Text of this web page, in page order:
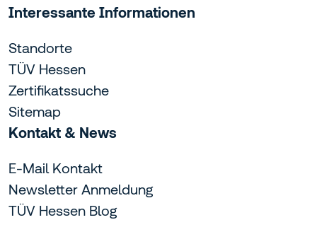
Interessante Informationen
Standorte
TÜV Hessen
Zertifikatssuche
Sitemap
Kontakt & News
E-Mail Kontakt
Newsletter Anmeldung
TÜV Hessen Blog